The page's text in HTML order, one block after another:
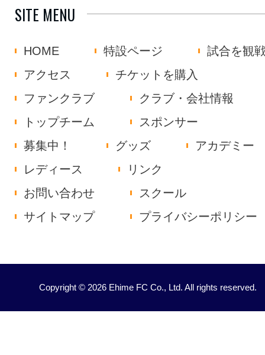
SITE MENU
HOME 特設ページ
試合を観
アクセス
チケットを購入
ファンクラブ
クラブ・会社情報
トップチーム
スポンサー
募集中！
グッズ
アカデミー
レディース
リンク
お問い合わせ
スクール
サイトマップ
プライバシーポリシー
Copyright © 2026 Ehime FC Co., Ltd. All rights reserved.